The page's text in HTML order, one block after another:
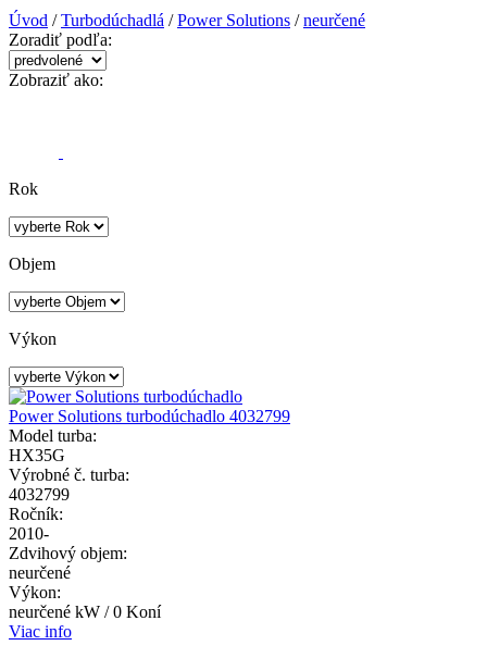
Úvod / Turbodúchadlá / Power Solutions / neurčené
Zoradiť podľa:
Zobraziť ako:
Rok
Objem
Výkon
Power Solutions turbodúchadlo 4032799
Model turba:
HX35G
Výrobné č. turba:
4032799
Ročník:
2010-
Zdvihový objem:
neurčené
Výkon:
neurčené kW / 0 Koní
Viac info